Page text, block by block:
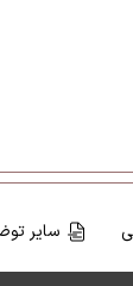
سایر